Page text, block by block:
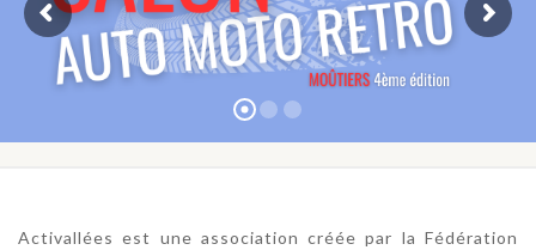
Activallées est une association créée par la Fédération